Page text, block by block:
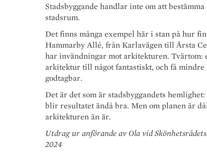
Stadsbyggande handlar inte om att
stadsrum.
Det finns många exempel här i stan på hur
Hammarby Allé, från Karlavägen till Årsta
har invändningar mot arkitekturen.
arkitektur till något fantastiskt, och få
godtagbar.
Det är det som är stadsbyggandets
blir resultatet ändå bra. Men om planen är
arkitekturen än är.
Utdrag ur anförande av Ola vid
2024